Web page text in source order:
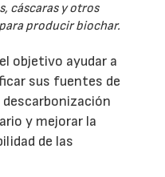
cáscaras y otros
producir biochar.
objetivo ayudar a
sus fuentes de
y mejorar la
de las